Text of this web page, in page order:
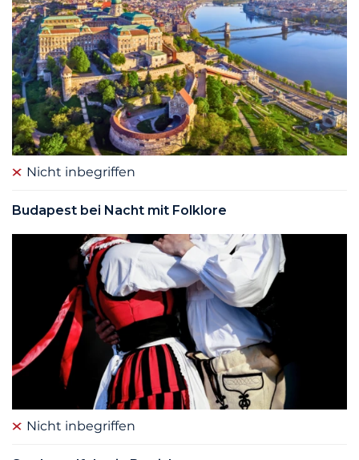
Nicht inbegriffen
Budapest bei Nacht mit Folklore
Nicht inbegriffen